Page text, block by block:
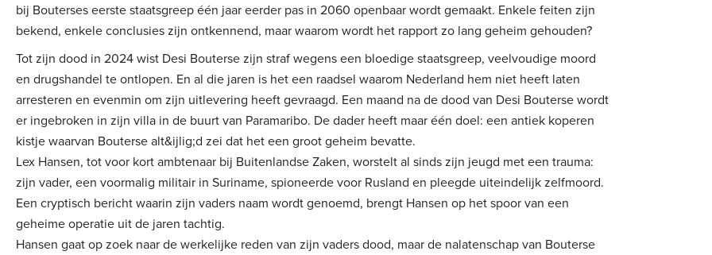
bij Bouterses eerste staatsgreep één jaar eerder pas in 2060 openbaar wordt gemaakt. Enkele feiten zijn
bekend, enkele conclusies zijn ontkennend, maar waarom wordt het rapport zo lang geheim gehouden?
Tot zijn dood in 2024 wist Desi Bouterse zijn straf wegens een bloedige staatsgreep, veelvoudige moord
en drugshandel te ontlopen. En al die jaren is het een raadsel waarom Nederland hem niet heeft laten
arresteren en evenmin om zijn uitlevering heeft gevraagd. Een maand na de dood van Desi Bouterse wordt
er ingebroken in zijn villa in de buurt van Paramaribo. De dader heeft maar één doel: een antiek koperen
kistje waarvan Bouterse alt&ijlig;d zei dat het een groot geheim bevatte.
Lex Hansen, tot voor kort ambtenaar bij Buitenlandse Zaken, worstelt al sinds zijn jeugd met een trauma:
zijn vader, een voormalig militair in Suriname, spioneerde voor Rusland en pleegde uiteindelijk zelfmoord.
Een cryptisch bericht waarin zijn vaders naam wordt genoemd, brengt Hansen op het spoor van een
geheime operatie uit de jaren tachtig.
Hansen gaat op zoek naar de werkelijke reden van zijn vaders dood, maar de nalatenschap van Bouterse